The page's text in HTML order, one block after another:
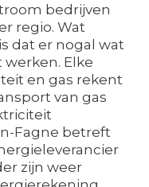
bedrijven
regio. Wat
dat er nogal wat
Elke
en gas rekent
van gas
Fagne betreft
zijn weer